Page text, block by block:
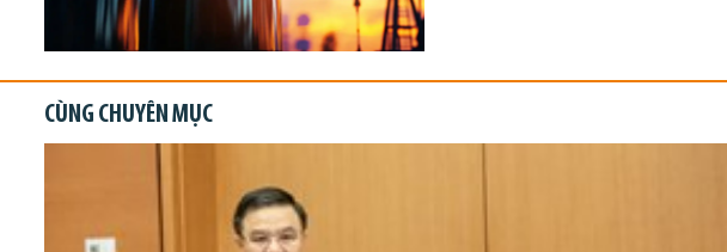
CÙNG CHUYÊN MỤC